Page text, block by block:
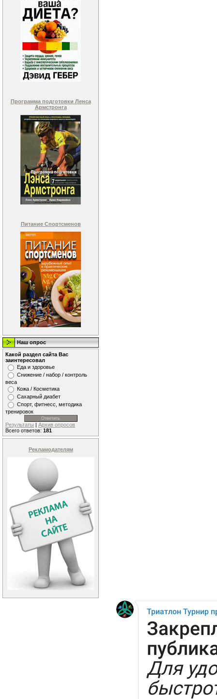
Программа подготовки Ленса
Армстронга
Питание Спортсменов
Наш опрос
Какой раздел сайта Вас
заинтересовал
Еда и здоровье
Снижение / набор / контроль
веса
Кожа / Косметика
Сахарный диабет
Спорт, фитнесс, методика
тренировок
Результаты | Архив опросов
Всего ответов: 181
Рекламодателям